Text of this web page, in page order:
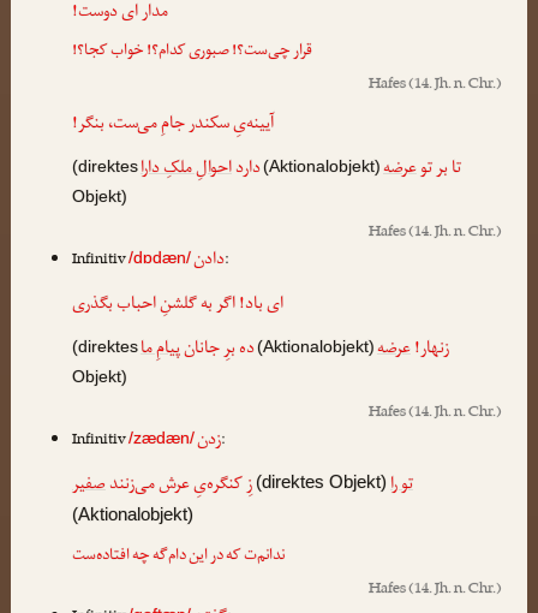
مدار ای دوست!
قرار چی‌ست؟! صبوری کدام؟! خواب کجا؟!
Hafes(14. Jh. n. Chr.)
آیینه‌یِ سکندر جامِ می‌ست، بنگر!
تا بر توعرضه(Aktionalobjekt)دارداحوالِ ملکِ دارا(direktes
Objekt)
Hafes(14. Jh. n. Chr.)
Infinitiv/dɒdæn/دادن:
ای باد! اگر به گلشنِ احباب بگذری
زنهار!عرضه(Aktionalobjekt)ده برِ جانانپیامِ ما(direktes
Objekt)
Hafes(14. Jh. n. Chr.)
Infinitiv/zædæn/زدن:
تو را (direktes Objekt) زِ کنگره‌یِ عرش می‌زنندصفیر
(Aktionalobjekt)
ندانم‌ت که در این دام‌گه چه افتاده‌ست
Hafes(14. Jh. n. Chr.)